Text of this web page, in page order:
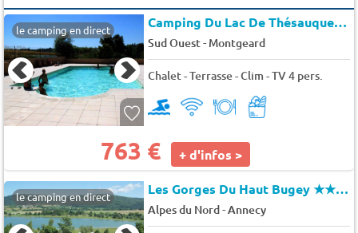
le camping en direct Camping Du Lac De Thésauque
Sud Ouest- Montgeard
Chalet - Terrasse - Clim - TV 4 pers.
763 € + d'infos >
le camping en direct Les Gorges Du Haut Bugey★★★★
Alpes du Nord-Annecy